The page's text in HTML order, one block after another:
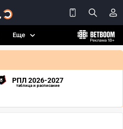
Еще
РПЛ 2026-2027
таблица и расписание